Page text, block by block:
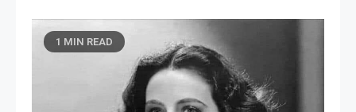
1 MIN READ